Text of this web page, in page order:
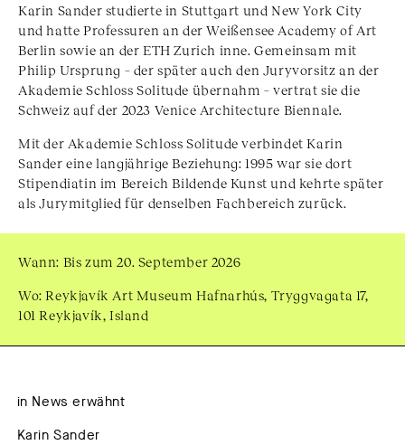
Karin Sander studierte in Stuttgart und New York City
und hatte Professuren an derWeißensee Academy of Art
Berlin sowie an derETH Zurich inne. Gemeinsam mit
Philip Ursprung – der später auch den Juryvorsitz an der
Akademie Schloss Solitude übernahm – vertrat sie die
Schweiz auf der 2023 Venice Architecture Biennale.
Mit der Akademie Schloss Solitude verbindet Karin
Sander eine langjährige Beziehung: 1995 war sie dort
Stipendiatin im Bereich Bildende Kunst und kehrte später
als Jurymitglied für denselben Fachbereich zurück.
Wann: Bis zum 20. September 2026
Wo: Reykjavík Art Museum Hafnarhús, Tryggvagata 17,
101 Reykjavík, Island
in News erwähnt
Karin Sander